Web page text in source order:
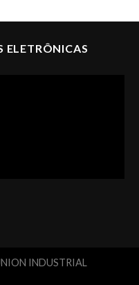
ELETRÔNICAS
INDUSTRIAL